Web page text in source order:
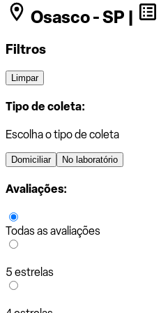
Osasco - SP |
Filtros
Limpar
Tipo de coleta:
Escolha o tipo de coleta
Domiciliar No laboratório
Avaliações:
Todas as avaliações
5 estrelas